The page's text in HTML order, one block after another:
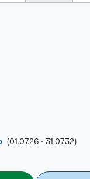
(01.07.26 - 31.07.32)